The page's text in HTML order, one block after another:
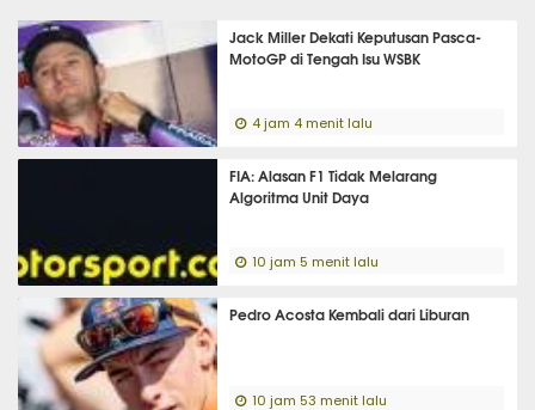
Jack Miller Dekati Keputusan Pasca-
MotoGP di Tengah Isu WSBK
4 jam 4 menit lalu
FIA: Alasan F1 Tidak Melarang
Algoritma Unit Daya
10 jam 5 menit lalu
Pedro Acosta Kembali dari Liburan
10 jam 53 menit lalu